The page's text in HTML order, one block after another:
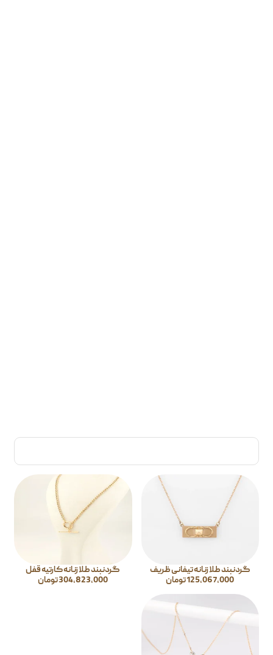
گردنبند طلا زنانه تیفانی ظریف
125,067,000تومان
گردنبند طلا زنانه کارتیه قفل
304,823,000تومان